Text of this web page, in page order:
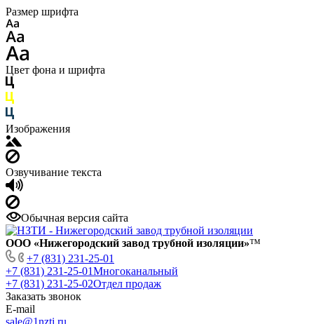
Размер шрифта
Цвет фона и шрифта
Изображения
Озвучивание текста
Обычная версия сайта
ООО «Нижегородский завод трубной изоляции»™
+7 (831) 231-25-01
+7 (831) 231-25-01Многоканальный
+7 (831) 231-25-02Отдел продаж
Заказать звонок
E-mail
sale@1nzti.ru